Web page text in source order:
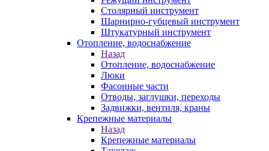
Столярный инструмент
Шарнирно-губцевый инструмент
Штукатурный инструмент
Отопление, водоснабжение
Назад
Отопление, водоснабжение
Люки
Фасонные части
Отводы, заглушки, переходы
Задвижки, вентиля, краны
Крепежные материалы
Назад
Крепежные материалы